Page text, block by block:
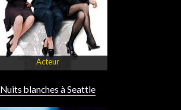
Acteur
Nuits blanches à Seattle